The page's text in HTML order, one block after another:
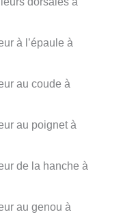
à l’épaule à
au coude à
au poignet à
de la hanche à
au genou à